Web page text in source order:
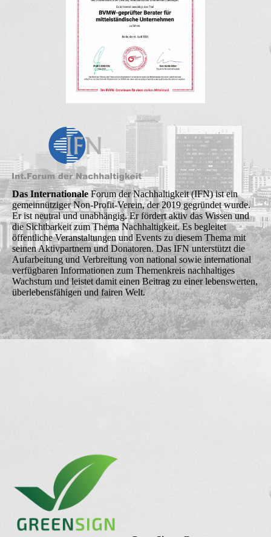
Das InternationaleForum der Nachhaltigkeit (IFN) ist ein
gemeinnütziger Non-Profit-Verein, der 2019 gegründet wurde.
Er ist neutral und unabhängig. Er fördert aktiv das Wissen und
die Sichtbarkeit zum Thema Nachhaltigkeit. Es begleitet
öffentliche Veranstaltungen und Events zu diesem Thema mit
seinen Aktivpartnern und Donatoren. Das IFN unterstützt die
Aufarbeitung und Verbreitung von national sowie international
verfügbaren Informationen zum Themenkreis nachhaltiges
Wachstum und leistet damit einen Beitrag zu einer lebenswerten,
überlebensfähigen und fairen Welt.